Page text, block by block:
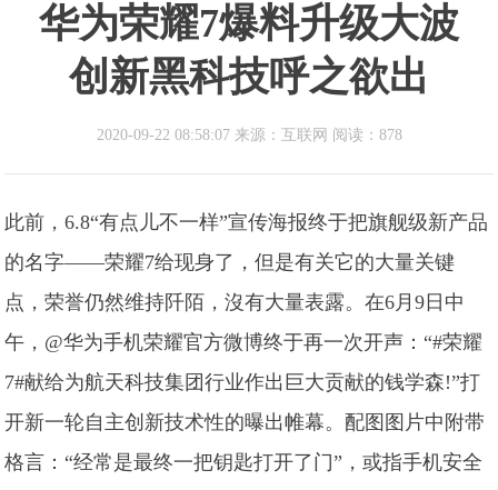
华为荣耀7爆料升级大波
创新黑科技呼之欲出
2020-09-22 08:58:07 来源：互联网 阅读：878
此前，6.8“有点儿不一样”宣传海报终于把旗舰级新产品
的名字——荣耀7给现身了，但是有关它的大量关键
点，荣誉仍然维持阡陌，沒有大量表露。在6月9日中
午，@华为手机荣耀官方微博终于再一次开声：“#荣耀
7#献给为航天科技集团行业作出巨大贡献的钱学森!”打
开新一轮自主创新技术性的曝出帷幕。配图图片中附带
格言：“经常是最终一把钥匙打开了门”，或指手机安全